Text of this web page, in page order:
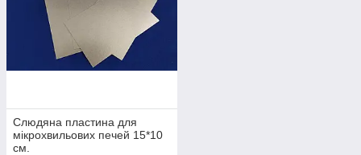
Слюдяна пластина для
мікрохвильових печей 15*10
см.